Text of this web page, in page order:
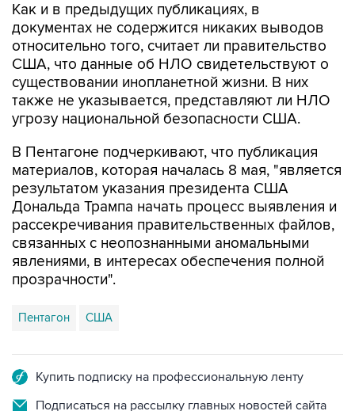
Как и в предыдущих публикациях, в
документах не содержится никаких выводов
относительно того, считает ли правительство
США, что данные об НЛО свидетельствуют о
существовании инопланетной жизни. В них
также не указывается, представляют ли НЛО
угрозу национальной безопасности США.
В Пентагоне подчеркивают, что публикация
материалов, которая началась 8 мая, "является
результатом указания президента США
Дональда Трампа начать процесс выявления и
рассекречивания правительственных файлов,
связанных с неопознанными аномальными
явлениями, в интересах обеспечения полной
прозрачности".
Пентагон США
Купить подписку на профессиональную ленту
Подписаться на рассылку главных новостей сайта